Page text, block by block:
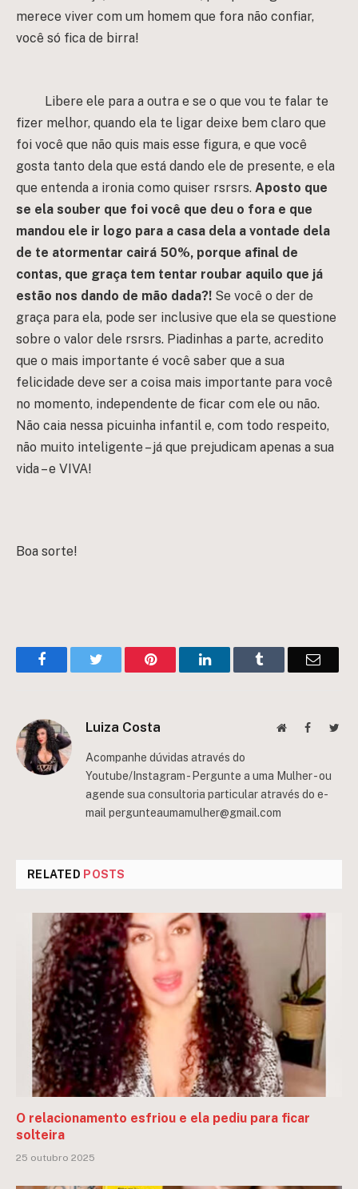
merece viver com um homem que fora não confiar,
você só fica de birra!
Libere ele para a outra e se o que vou te falar te
fizer melhor, quando ela te ligar deixe bem claro que
foi você que não quis mais esse figura, e que você
gosta tanto dela que está dando ele de presente, e ela
que entenda a ironia como quiser rsrsrs. Aposto que
se ela souber que foi você que deu o fora e que
mandou ele ir logo para a casa dela a vontade dela
de te atormentar cairá 50%, porque afinal de
contas, que graça tem tentar roubar aquilo que já
estão nos dando de mão dada?! Se você o der de
graça para ela, pode ser inclusive que ela se questione
sobre o valor dele rsrsrs. Piadinhas a parte, acredito
que o mais importante é você saber que a sua
felicidade deve ser a coisa mais importante para você
no momento, independente de ficar com ele ou não.
Não caia nessa picuinha infantil e, com todo respeito,
não muito inteligente – já que prejudicam apenas a sua
vida – e VIVA!
Boa sorte!
FacebookTwitter Pinterest LinkedInTumblr Email
Luiza Costa WebsiteFacebook
Acompanhe dúvidas através do
Youtube/Instagram - Pergunte a uma Mulher - ou
agende sua consultoria particular através do e-
mailpergunteaumamulher@gmail.com
RELATED POSTS
O relacionamento esfriou e ela pediu para ficar
solteira
25 outubro 2025